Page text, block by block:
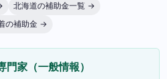
北海道の補助金一覧 →
の補助金 →
家（一般情報）